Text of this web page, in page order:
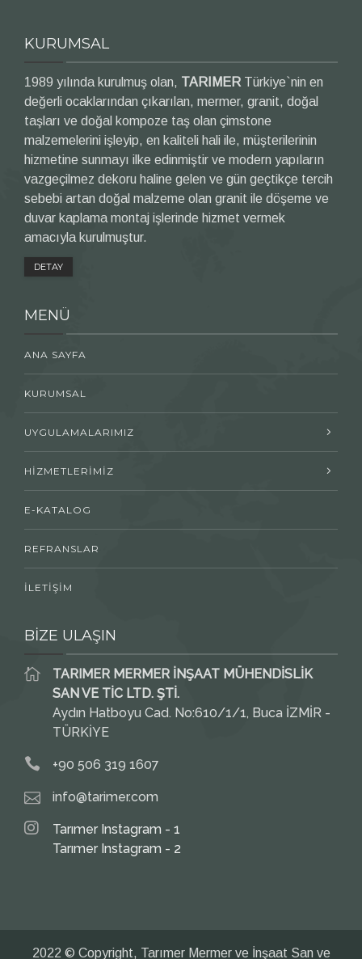
KURUMSAL
1989 yılında kurulmuş olan, TARIMER Türkiye`nin en
değerli ocaklarından çıkarılan, mermer, granit, doğal
taşları ve doğal kompoze taş olan çimstone
malzemelerini işleyip, en kaliteli hali ile, müşterilerinin
hizmetine sunmayı ilke edinmiştir ve modern yapıların
vazgeçilmez dekoru haline gelen ve gün geçtikçe tercih
sebebi artan doğal malzeme olan granit ile döşeme ve
duvar kaplama montaj işlerinde hizmet vermek
amacıyla kurulmuştur.
DETAY
MENÜ
ANA SAYFA
KURUMSAL
UYGULAMALARIMIZ
HİZMETLERİMİZ
E-KATALOG
REFRANSLAR
İLETİŞİM
BİZE ULAŞIN
TARIMER MERMER İNŞAAT MÜHENDİSLİK
SAN VE TİC LTD. ŞTİ.
Aydın Hatboyu Cad. No:610/1/1, Buca İZMİR -
TÜRKİYE
+90 506 319 1607
info@tarimer.com
Tarımer Instagram - 1
Tarımer Instagram - 2
2022 © Copyright, Tarımer Mermer ve İnşaat San ve